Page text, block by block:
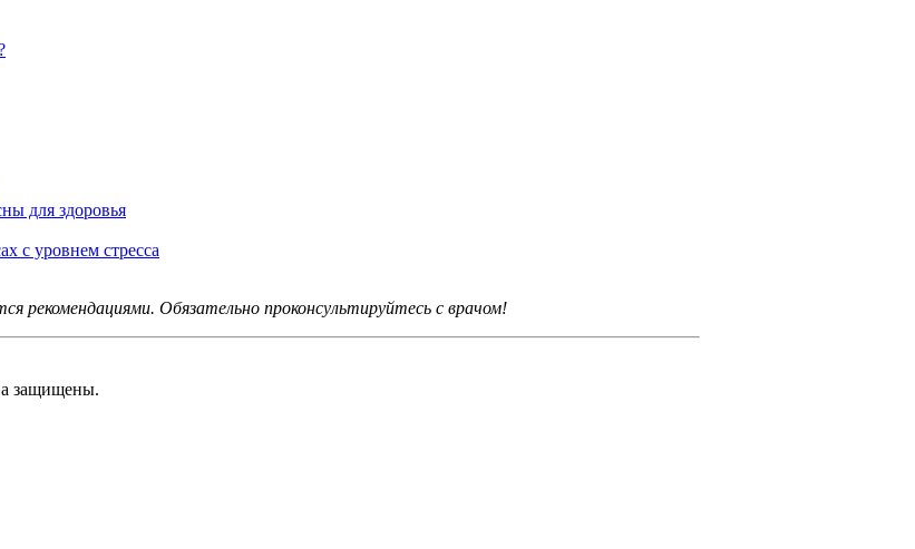
для здоровья
с уровнем стресса
Обязательно проконсультируйтесь с врачом!
защищены.